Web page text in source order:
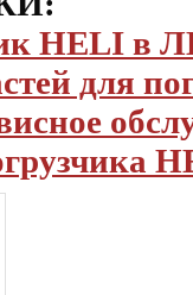
HELI в
для